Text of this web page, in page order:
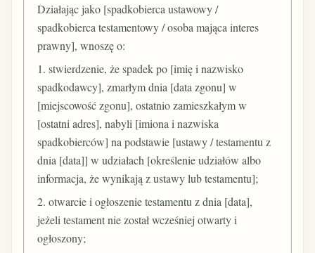
Działając jako [spadkobierca ustawowy /
spadkobierca testamentowy / osoba mająca interes
prawny], wnoszę o:
1. stwierdzenie, że spadek po [imię i nazwisko
spadkodawcy], zmarłym dnia [data zgonu] w
[miejscowość zgonu], ostatnio zamieszkałym w
[ostatni adres], nabyli [imiona i nazwiska
spadkobierców] na podstawie [ustawy / testamentu z
dnia [data]] w udziałach [określenie udziałów albo
informacja, że wynikają z ustawy lub testamentu];
2. otwarcie i ogłoszenie testamentu z dnia [data],
jeżeli testament nie został wcześniej otwarty i
ogłoszony;